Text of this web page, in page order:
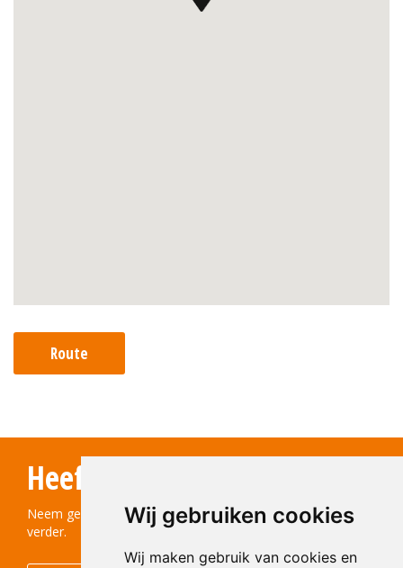
Wij gebruiken cookies
Wij maken gebruik van cookies en
Route
Heeft u vragen?
Neem gerust contact met ons op! We helpen u graag
verder.